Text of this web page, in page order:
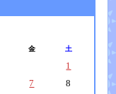
金 土
1
7
8